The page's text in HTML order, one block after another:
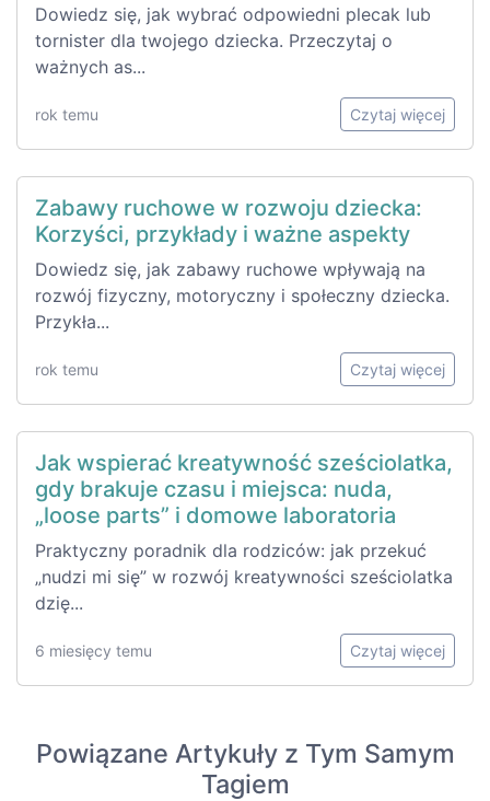
Dowiedz się, jak wybrać odpowiedni plecak lub
tornister dla twojego dziecka. Przeczytaj o
ważnych as...
rok temu Czytaj więcej
Zabawy ruchowe w rozwoju dziecka:
Korzyści, przykłady i ważne aspekty
Dowiedz się, jak zabawy ruchowe wpływają na
rozwój fizyczny, motoryczny i społeczny dziecka.
Przykła...
rok temu Czytaj więcej
Jak wspierać kreatywność sześciolatka,
gdy brakuje czasu i miejsca: nuda,
„loose parts” i domowe laboratoria
Praktyczny poradnik dla rodziców: jak przekuć
„nudzi mi się” w rozwój kreatywności sześciolatka
dzię...
6 miesięcy temu Czytaj więcej
Powiązane Artykuły z Tym Samym
Tagiem